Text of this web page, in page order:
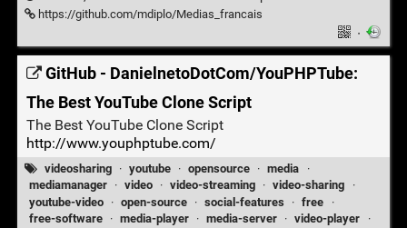
https://github.com/mdiplo/Medias_francais
·
GitHub - DanielnetoDotCom/YouPHPTube:
The Best YouTube Clone Script
The Best YouTube Clone Script
http://www.youphptube.com/
videosharing · youtube · opensource · media
·
mediamanager
· video · video-streaming · video-sharing
·
youtube-video
· open-source · social-features · free
·
free-software
· media-player · media-server · video-player ·